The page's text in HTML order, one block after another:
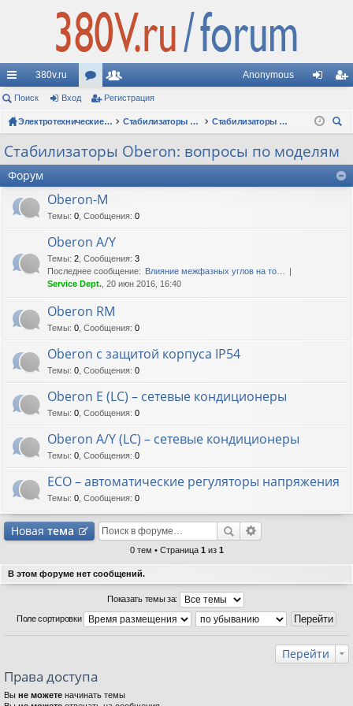
с
ы
лк
380v.ru
ор
ум
ол
ьз
и
Anonymous
д ис
ац
Поиск Вход Регистрация
Электротехнические форумы Стабилизаторы напряжения
Стабилизаторы Oberon: вопросы по моделям
ск
Стабилизаторы Oberon: вопросы по моделям
Форум
Oberon-M
Темы: 0 Сообщения: 0
Oberon A/Y
Темы: 2 Сообщения: 3
Последнее сообщение: Влияние межфазных углов на то…
Service Dept. , 20 июн 2016, 16:40
Oberon RM
Темы: 0 Сообщения: 0
Oberon с защитой корпуса IP54
Темы: 0 Сообщения: 0
Oberon E (LC) – сетевые кондиционеры
Темы: 0 Сообщения: 0
Oberon A/Y (LC) – сетевые кондиционеры
Темы: 0 Сообщения: 0
ECO – автоматические регуляторы напряжения
Темы: 0 Сообщения: 0
Новая тема
0 тем • Страница 1 из 1
В этом форуме нет сообщений.
Показать темы за:
Поле сортировки
Перейти
Права доступа
Вы не можете начинать темы